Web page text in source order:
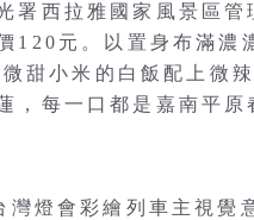
署西拉雅國家風景區管
120元。以置身布滿濃
甜小米的白飯配上微
每一口都是嘉南平原
燈會彩繪列車主視覺